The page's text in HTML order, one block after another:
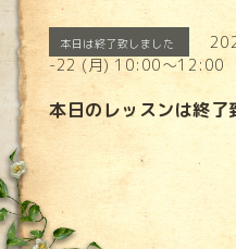
本日は終了致しました
-22 (月) 10:00～12:00
本日のレッスンは終了